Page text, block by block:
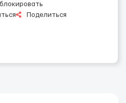
Поделиться